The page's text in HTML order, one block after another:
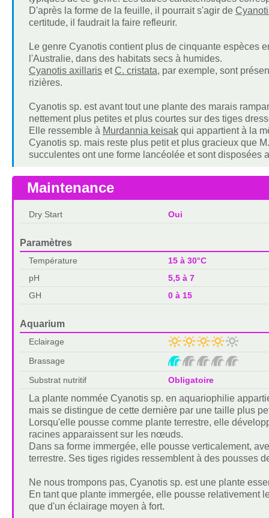
D'après la forme de la feuille, il pourrait s'agir de
certitude, il faudrait la faire refleurir.
Le genre Cyanotis contient plus de cinquante espèces
l'Australie, dans des habitats secs à humides.
Cyanotis axillariset C. cristata, par exemple, sont
rizières.
Cyanotis sp. est avant tout une plante des marais
nettement plus petites et plus courtes sur des tiges
Elle ressemble à Murdannia keisakqui appartient à la
Cyanotis sp. mais reste plus petit et plus gracieux que
succulentes ont une forme lancéolée et sont disposées
Maintenance
Dry Start Oui
Paramètres
Température
15 à 30°C
pH
5,5 à 7
GH
0 à 15
Aquarium
Eclairage
Brassage
Substrat nutritif
Obligatoire
La plante nommée Cyanotis sp. en aquariophilie
mais se distingue de cette dernière par une taille plus
Lorsqu'elle pousse comme plante terrestre, elle
racines apparaissent sur les nœuds.
Dans sa forme immergée, elle pousse verticalement,
terrestre. Ses tiges rigides ressemblent à des pousses
Ne nous trompons pas, Cyanotis sp. est une plante
En tant que plante immergée, elle pousse relativement
que d'un éclairage moyen à fort.